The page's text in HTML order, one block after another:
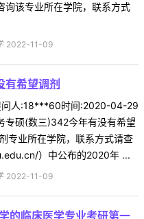
询该专业所在学院，联系方式
2022-11-09
希望调剂
问人:18***60时间:2020-04-29
专硕(数三)342今年有没有希望
专业所在学院，联系方式请查
）中公布的2020年 ...
2022-11-09
的临床医学专业考研第一